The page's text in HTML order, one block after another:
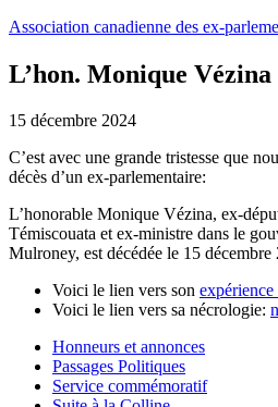
Association canadienne des ex-
L’hon. Monique Vézina
15 décembre 2024
C’est avec une grande tristesse que
décès d’un ex-parlementaire:
L’honorable Monique Vézina, ex-
Témiscouata et ex-ministre dans le
Mulroney, est décédée le 15 décembre
Voici le lien vers son
Voici le lien vers sa nécrologie:
Honneurs et annonces
Passages Politiques
Service commémoratif